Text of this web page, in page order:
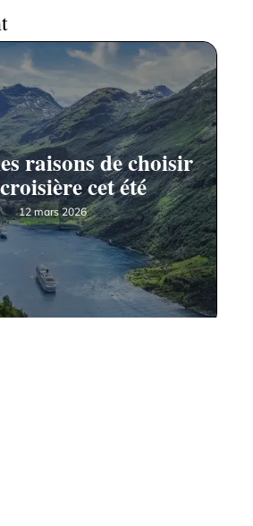
raisons de choisir
cet été
12 mars 2026